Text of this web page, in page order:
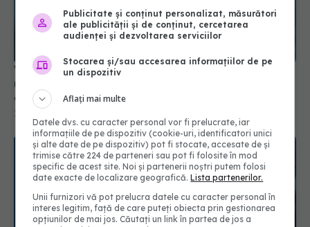
Vaccinul Epigraph, pas major spre imunizarea
universală împotriva gripei umane, porcine și
14 mai 2025, 11:52
Publicitate și conținut personalizat, măsurători
ale publicității și de conținut, cercetarea
audienței și dezvoltarea serviciilor
Stocarea și/sau accesarea informațiilor de pe
un dispozitiv
Aflați mai multe
Datele dvs. cu caracter personal vor fi prelucrate, iar
informațiile de pe dispozitiv (cookie-uri, identificatori unici
și alte date de pe dispozitiv) pot fi stocate, accesate de și
trimise către 224 de parteneri sau pot fi folosite în mod
specific de acest site. Noi și partenerii noștri putem folosi
date exacte de localizare geografică.Lista partenerilor.
Unii furnizori vă pot prelucra datele cu caracter personal în
interes legitim, față de care puteți obiecta prin gestionarea
opțiunilor de mai jos. Căutați un link în partea de jos a